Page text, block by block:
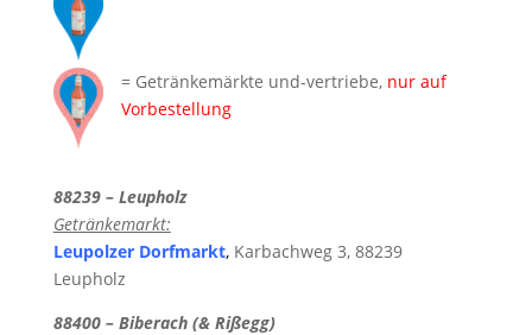
= Getränkemärkte und-vertriebe, nur auf
Vorbestellung
88239 – Leupholz
Getränkemarkt:
Leupolzer Dorfmarkt, Karbachweg 3, 88239
Leupholz
88400 – Biberach (& Rißegg)